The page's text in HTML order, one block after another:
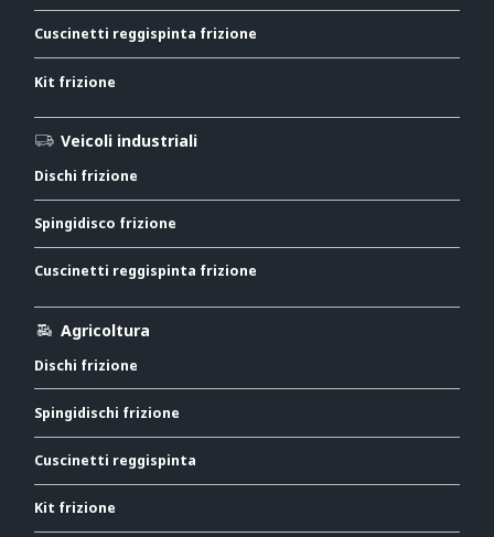
Cuscinetti reggispinta frizione
Kit frizione
Veicoli industriali
Dischi frizione
Spingidisco frizione
Cuscinetti reggispinta frizione
Agricoltura
Dischi frizione
Spingidischi frizione
Cuscinetti reggispinta
Kit frizione